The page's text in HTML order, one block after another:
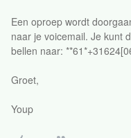
Een oproep wordt
naar je voicemail. Je kunt
bellen naar:
Groet,
Youp